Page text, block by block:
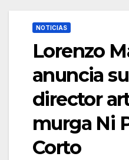
NOTICIAS
Lorenzo
anuncia
director
murga Ni
Corto